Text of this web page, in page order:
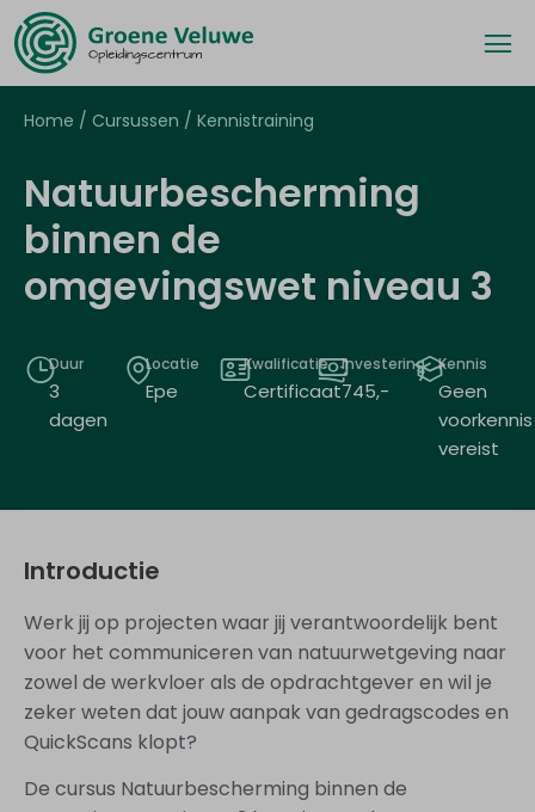
Home / Cursussen / Kennistraining
Natuurbescherming
binnen de
omgevingswet niveau 3
Duur
3
dagen
Locatie
Epe
Kwalificatie
Certificaat
Investering
745,-
Kennis
Geen
voorkennis
vereist
Introductie
Werk jij op projecten waar jij verantwoordelijk bent
voor het communiceren van natuurwetgeving naar
zowel de werkvloer als de opdrachtgever en wil je
zeker weten dat jouw aanpak van gedragscodes en
QuickScans klopt?
De cursus Natuurbescherming binnen de